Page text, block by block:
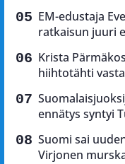
EM-edustaja
ratkaisun juuri
Krista
hiihtotähti
ennätys syntyi
Suomi sai
Virjonen